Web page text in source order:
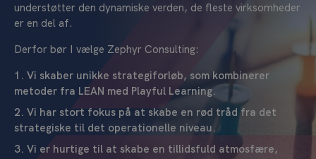
understøtter den dynamiske verden, de fleste virksomheder
er en del af.
Derfor bør I vælge Zephyr Consulting:
Vi skaber unikke strategiforløb, som kombinerer
metoder fra LEAN med Playful Learning.
Vi har stort fokus på at skabe en rød tråd fra det
strategiske til det operationelle niveau.
Vi er hurtige til at skabe en tillidsfuld atmosfære,